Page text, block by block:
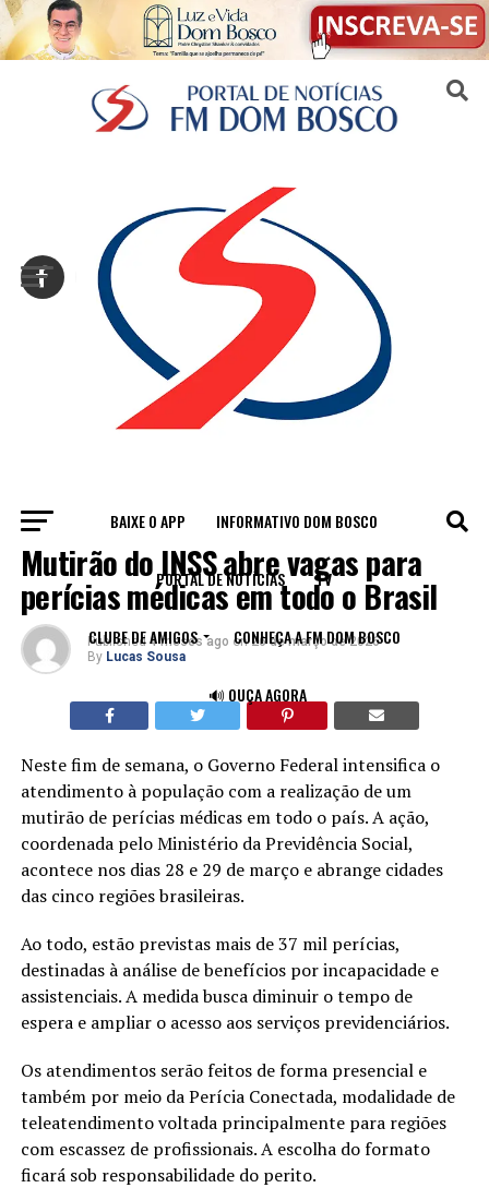
BAIXE O APP INFORMATIVO DOM BOSCO
PORTAL DE NOTÍCIAS TV
CLUBE DE AMIGOS CONHEÇA A FM DOM BOSCO
🔊 OUÇA AGORA
BRASIL
Mutirão do INSS abre vagas para
perícias médicas em todo o Brasil
Published 4 meses ago on 26 de março de 2026
By Lucas Sousa
Neste fim de semana, o Governo Federal intensifica o
atendimento à população com a realização de um
mutirão de perícias médicas em todo o país. A ação,
coordenada pelo Ministério da Previdência Social,
acontece nos dias 28 e 29 de março e abrange cidades
das cinco regiões brasileiras.
Ao todo, estão previstas mais de 37 mil perícias,
destinadas à análise de benefícios por incapacidade e
assistenciais. A medida busca diminuir o tempo de
espera e ampliar o acesso aos serviços previdenciários.
Os atendimentos serão feitos de forma presencial e
também por meio da Perícia Conectada, modalidade de
teleatendimento voltada principalmente para regiões
com escassez de profissionais. A escolha do formato
ficará sob responsabilidade do perito.
Sair da versão mobile